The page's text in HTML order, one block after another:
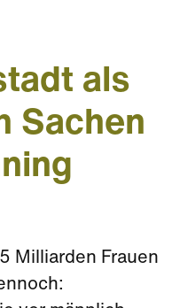
als
Sachen
Milliarden Frauen